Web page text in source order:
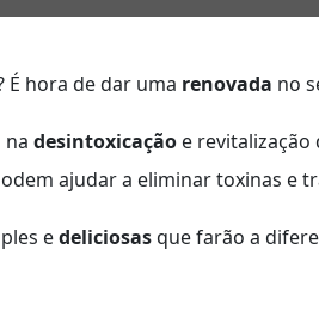
É hora de dar uma renovada no
na desintoxicação e
ajudar a eliminar toxinas e
edeliciosasque farão a